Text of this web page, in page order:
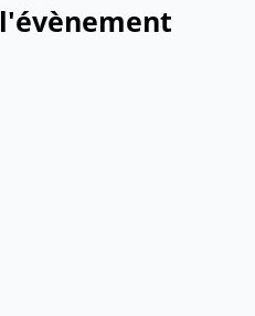
l'évènement